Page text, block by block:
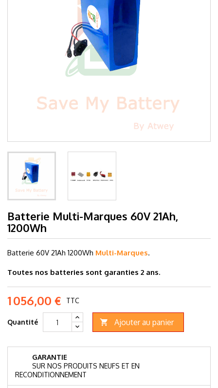
Batterie Multi-Marques 60V 21Ah,
1200Wh
Batterie 60V 21Ah 1200Wh Multi-Marques.
Toutes nos batteries sont garanties 2 ans.
1 056,00 € TTC
Quantité  Ajouter au panier
GARANTIE
SUR NOS PRODUITS NEUFS ET EN
RECONDITIONNEMENT